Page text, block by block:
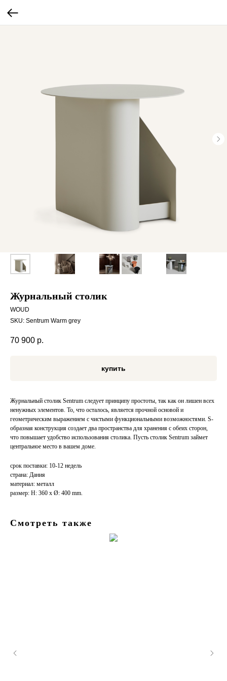
Журнальный столик
WOUD
SKU: Sentrum Warm grey
70 900 р.
купить
Журнальный столик Sentrum следует принципу простоты, так как он лишен всех
ненужных элементов. То, что осталось, является прочной основой и
геометрическим выражением с чистыми функциональными возможностями. S-
образная конструкция создает два пространства для хранения с обеих сторон,
что повышает удобство использования столика. Пусть столик Sentrum займет
центральное место в вашем доме.
срок поставки: 10-12 недель
страна: Дания
материал: металл
размер: H: 360 x Ø: 400 mm.
Смотреть также